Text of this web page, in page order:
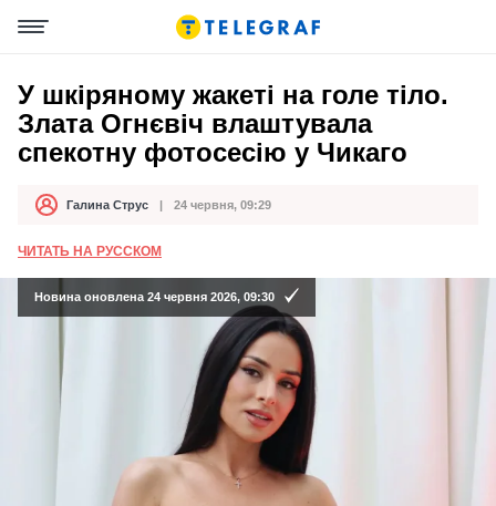
У шкіряному жакеті на голе тіло.
Злата Огнєвіч влаштувала
спекотну фотосесію у Чикаго
АвторГалина Струс
Дата публікації 24 червня, 09:29
ЧИТАТЬ НА РУССКОМ
Новина оновлена 24 червня 2026, 09:30